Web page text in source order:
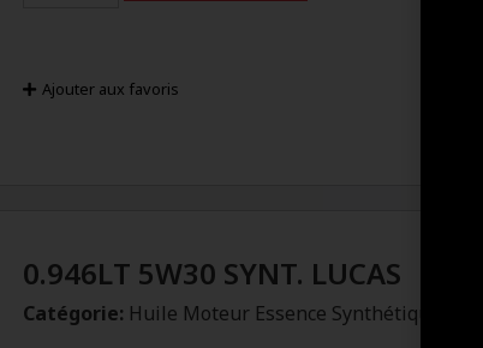
Ajouter aux favoris
0.946LT 5W30 SYNT. LUCAS
Catégorie: Huile Moteur Essence Synthétique